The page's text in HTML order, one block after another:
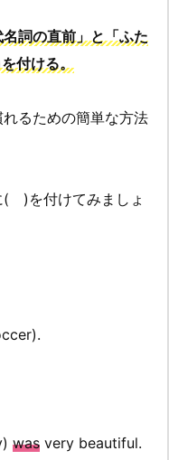
詞の直前」と「ふた
付ける。
るための簡単な方法
( )を付けてみましょ
was very beautiful.